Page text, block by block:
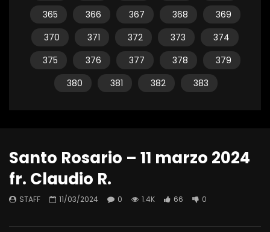
365 366 367 368
369
370
371 372 373
374
375
376 377 378
379
380
381 382 383
Santo Rosario – 11 marzo 2024
fr. Claudio R.
STAFF 11/03/2024 0 1.4K 66 0